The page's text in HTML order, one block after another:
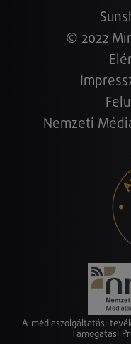
© 2022
Nemzeti
A médiaszolgáltatási
Támogatási